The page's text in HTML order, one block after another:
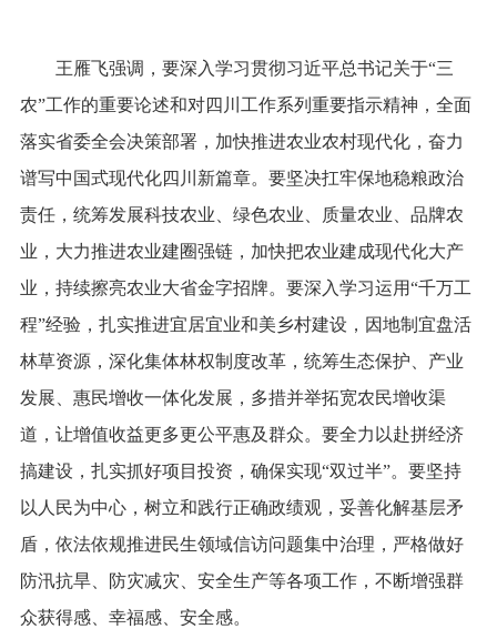
王雁飞强调，要深入学习贯彻习近平总书记关于“三
农”工作的重要论述和对四川工作系列重要指示精神，全面
落实省委全会决策部署，加快推进农业农村现代化，奋力
谱写中国式现代化四川新篇章。要坚决扛牢保地稳粮政治
责任，统筹发展科技农业、绿色农业、质量农业、品牌农
业，大力推进农业建圈强链，加快把农业建成现代化大产
业，持续擦亮农业大省金字招牌。要深入学习运用“千万工
程”经验，扎实推进宜居宜业和美乡村建设，因地制宜盘活
林草资源，深化集体林权制度改革，统筹生态保护、产业
发展、惠民增收一体化发展，多措并举拓宽农民增收渠
道，让增值收益更多更公平惠及群众。要全力以赴拼经济
搞建设，扎实抓好项目投资，确保实现“双过半”。要坚持
以人民为中心，树立和践行正确政绩观，妥善化解基层矛
盾，依法依规推进民生领域信访问题集中治理，严格做好
防汛抗旱、防灾减灾、安全生产等各项工作，不断增强群
众获得感、幸福感、安全感。